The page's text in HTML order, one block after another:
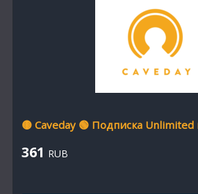
🟡 Caveday 🟢 Подписка
361 RUB